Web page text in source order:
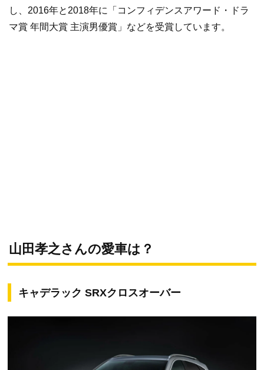
し、2016年と2018年に「コンフィデンスアワード・ドラ
マ賞 年間大賞 主演男優賞」などを受賞しています。
山田孝之さんの愛車は？
キャデラック SRXクロスオーバー